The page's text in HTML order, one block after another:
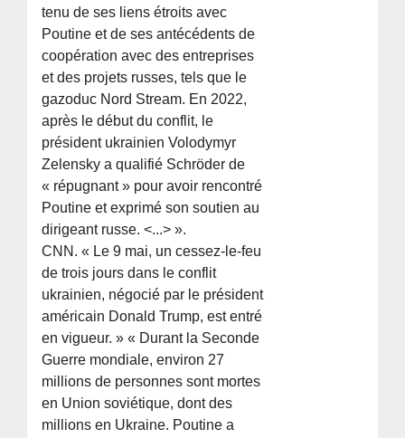
tenu de ses liens étroits avec
Poutine et de ses antécédents de
coopération avec des entreprises
et des projets russes, tels que le
gazoduc Nord Stream. En 2022,
après le début du conflit, le
président ukrainien Volodymyr
Zelensky a qualifié Schröder de
« répugnant » pour avoir rencontré
Poutine et exprimé son soutien au
dirigeant russe. <...> ».
CNN. « Le 9 mai, un cessez-le-feu
de trois jours dans le conflit
ukrainien, négocié par le président
américain Donald Trump, est entré
en vigueur. » « Durant la Seconde
Guerre mondiale, environ 27
millions de personnes sont mortes
en Union soviétique, dont des
millions en Ukraine. Poutine a